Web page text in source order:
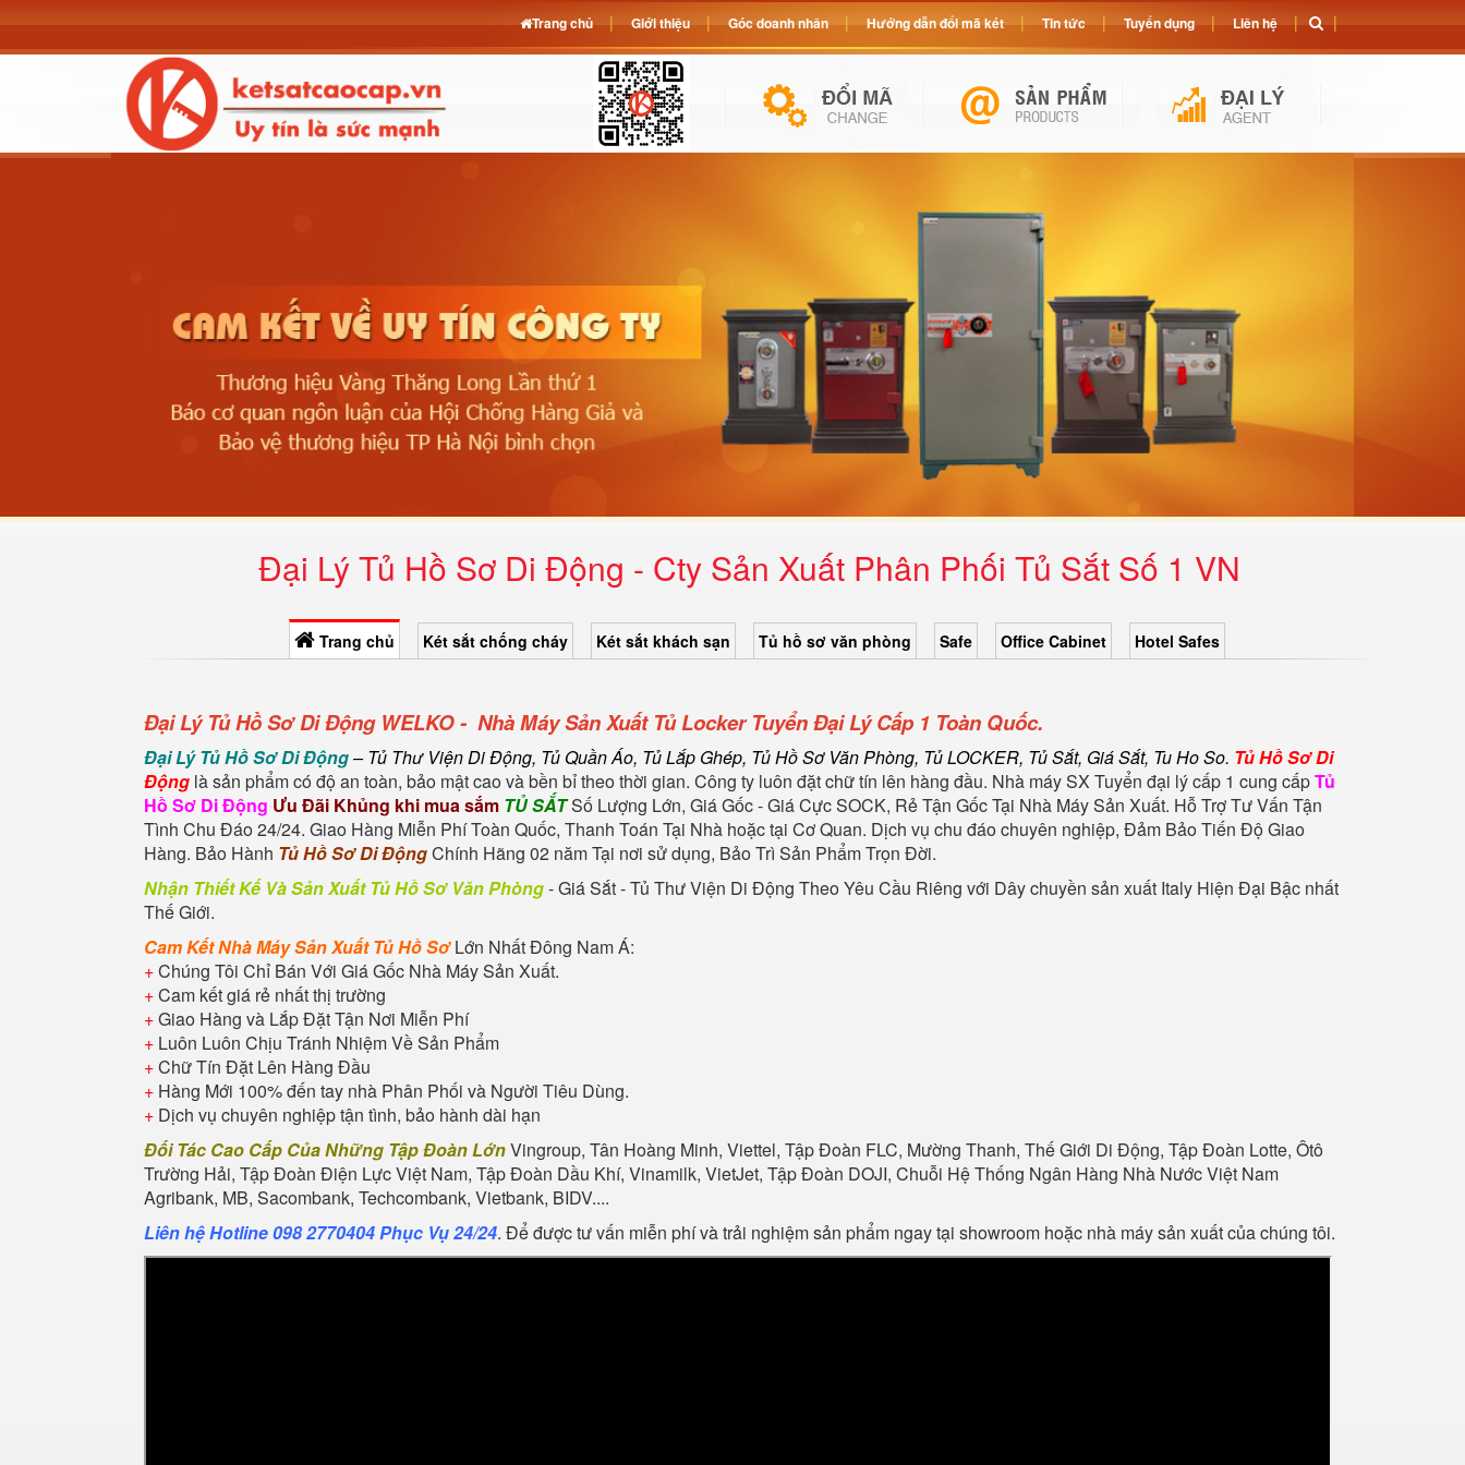
Đại Lý Tủ Hồ Sơ Di Động - Cty Sản Xuất Phân Phối Tủ Sắt Số 1 VN
Trang chủ Két sắt chống cháy Két sắt khách sạn Tủ hồ sơ văn phòng Safe Office Cabinet Hotel Safes
Đại Lý Tủ Hồ Sơ Di Động WELKO - Nhà Máy Sản Xuất Tủ Locker Tuyển Đại Lý Cấp 1 Toàn Quốc.
Đại Lý Tủ Hồ Sơ Di Động– Tủ Thư Viện Di Động, Tủ Quần Áo, Tủ Lắp Ghép, Tủ Hồ Sơ Văn Phòng, Tủ LOCKER, Tủ Sắt, Giá Sắt, Tu Ho So. Tủ Hồ Sơ Di
Động là sản phẩm có độ an toàn, bảo mật cao và bền bỉ theo thời gian. Công ty luôn đặt chữ tín lên hàng đầu. Nhà máy SX Tuyển đại lý cấp 1 cung cấpTủ
Hồ Sơ Di Động Ưu Đãi Khủng khi mua sắm TỦ SẮTSố Lượng Lớn, Giá Gốc - Giá Cực SOCK, Rẻ Tận Gốc Tại Nhà Máy Sản Xuất. Hỗ Trợ Tư Vấn Tận
Tình Chu Đáo 24/24. Giao Hàng Miễn Phí Toàn Quốc, Thanh Toán Tại Nhà hoặc tại Cơ Quan. Dịch vụ chu đáo chuyên nghiệp, Đảm Bảo Tiến Độ Giao
Hàng. Bảo Hành Tủ Hồ Sơ Di ĐộngChính Hãng 02 năm Tại nơi sử dụng, Bảo Trì Sản Phẩm Trọn Đời.
Nhận Thiết Kế Và Sản Xuất Tủ Hồ Sơ Văn Phòng- Giá Sắt - Tủ Thư Viện Di Động Theo Yêu Cầu Riêng với Dây chuyền sản xuất Italy Hiện Đại Bậc nhất
Thế Giới.
Cam Kết Nhà Máy Sản Xuất Tủ Hồ SơLớn Nhất Đông Nam Á:
+Chúng Tôi Chỉ Bán Với Giá Gốc Nhà Máy Sản Xuất.
+Cam kết giá rẻ nhất thị trường
+Giao Hàng và Lắp Đặt Tận Nơi Miễn Phí
+ Luôn Luôn Chịu Tránh Nhiệm Về Sản Phẩm
+Chữ Tín Đặt Lên Hàng Đầu
+ Hàng Mới 100% đến tay nhà Phân Phối và Người Tiêu Dùng.
+ Dịch vụ chuyên nghiệp tận tình, bảo hành dài hạn
Đối Tác Cao Cấp Của Những Tập Đoàn LớnVingroup, Tân Hoàng Minh, Viettel, Tập Đoàn FLC, Mường Thanh, Thế Giới Di Động, Tập Đoàn Lotte, Ôtô
Trường Hải, Tập Đoàn Điện Lực Việt Nam, Tập Đoàn Dầu Khí, Vinamilk, VietJet, Tập Đoàn DOJI, Chuỗi Hệ Thống Ngân Hàng Nhà Nước Việt Nam
Agribank, MB, Sacombank, Techcombank, Vietbank, BIDV....
Liên hệ Hotline 098 2770404 Phục Vụ 24/24. Để được tư vấn miễn phí và trải nghiệm sản phẩm ngay tại showroom hoặc nhà máy sản xuất của chúng tôi.
Trang chủ Giới thiệu Góc doanh nhân Hướng dẫn đổi mã két Tin tức Tuyển dụng Liên hệ